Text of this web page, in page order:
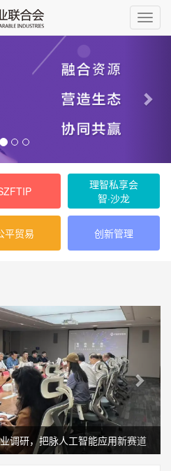
理智私享会
智·沙龙
平贸易 创新管理
调研，把脉人工智能应用新赛道